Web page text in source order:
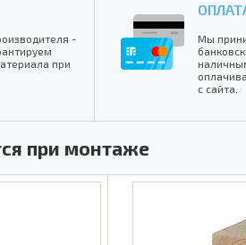
-
при
Мы
с сайта.
при монтаже